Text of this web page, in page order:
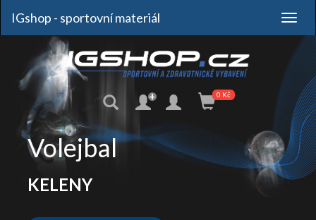
+ 0 Kč
IGshop - sportovní materiál
Volejbal
KELENY